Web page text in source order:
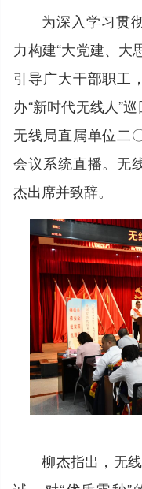
为深入学习贯
力构建“大党建、大
引导广大干部职工
办“新时代无线人”
无线局直属单位二
会议系统直播。无
杰出席并致辞。
柳杰指出，无